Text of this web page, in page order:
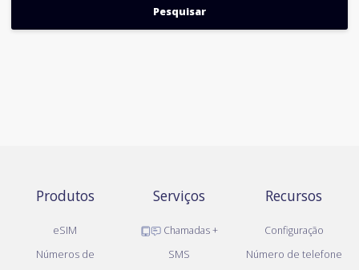
Produtos
eSIM
Números de
Serviços
Chamadas +
SMS
Recursos
Configuração
Número de telefone